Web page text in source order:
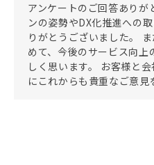
アンケートのご回答ありが
ンの姿勢やDX化推進への
りがとうございました。
めて、今後のサービス向
しく思います。 お客様と
にこれからも貴重なご意見